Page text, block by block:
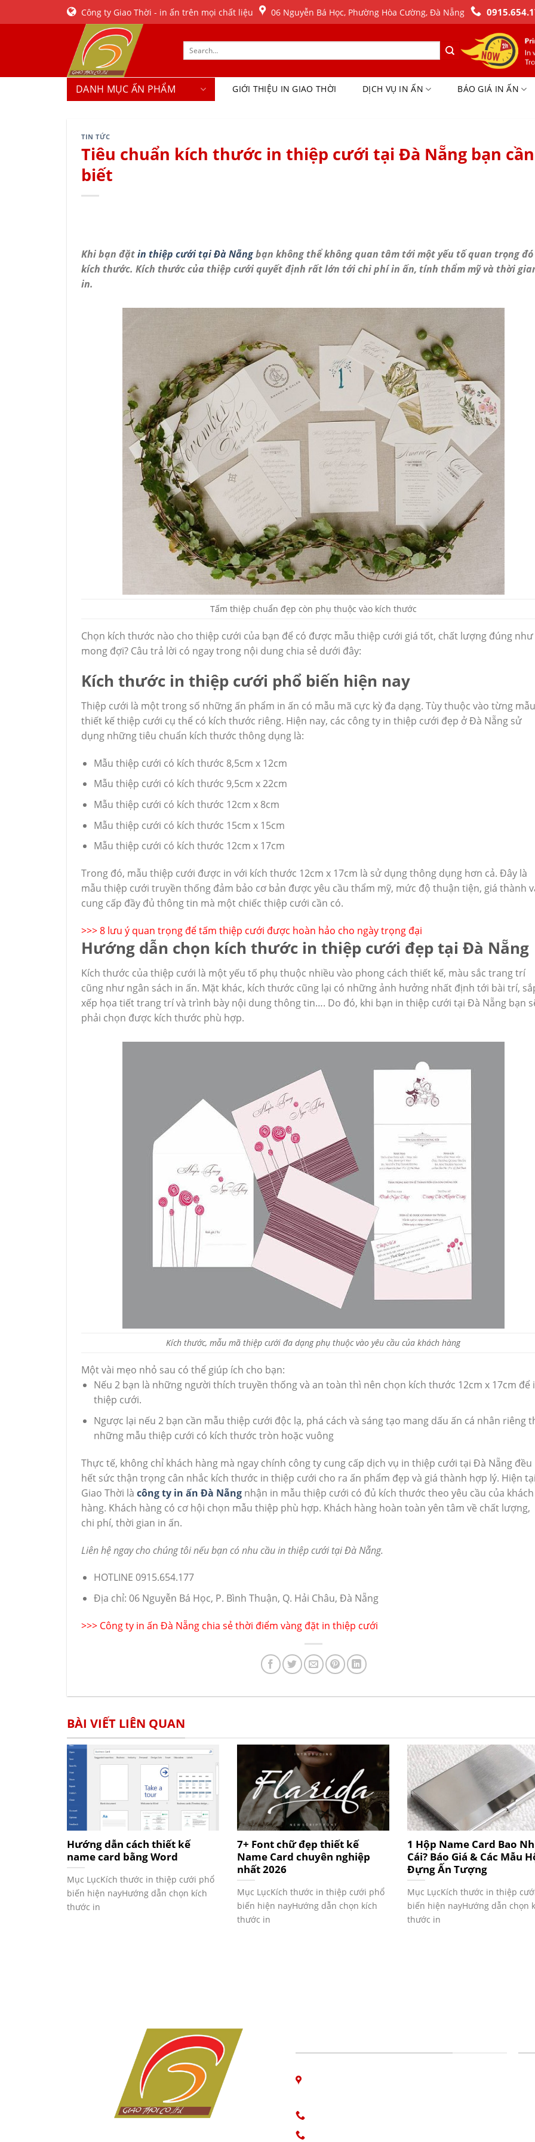
to
Công ty Giao Thời - in ấn trên mọi chất liệu 06 Nguyễn Bá Học, Phường Hòa Cường, Đà Nẵng
DANH MỤC ẤN PHẨM GIỚI THIỆU IN GIAO THỜI DỊCH VỤ IN ẤN BÁO GIÁ IN ẤN
TIN TỨC
Tiêu chuẩn kích thước in thiệp cưới tại Đà Nẵng bạn cần
biết
Khi bạn đặtin thiệp cưới tại Đà Nẵngbạn không thể không quan tâm tới một yếu tố quan trọng
kích thước. Kích thước của thiệp cưới quyết định rất lớn tới chi phí in ấn, tính thẩm mỹ và thời
in.
Tấm thiệp chuẩn đẹp còn phụ thuộc vào kích thước
Chọn kích thước nào cho thiệp cưới của bạn để có được mẫu thiệp cưới giá tốt, chất lượng đúng như
mong đợi? Câu trả lời có ngay trong nội dung chia sẻ dưới đây:
Kích thước in thiệp cưới phổ biến hiện nay
Thiệp cưới là một trong số những ấn phẩm in ấn có mẫu mã cực kỳ đa dạng. Tùy thuộc vào từng mẫu
thiết kế thiệp cưới cụ thể có kích thước riêng. Hiện nay, các công ty in thiệp cưới đẹp ở Đà Nẵng sử
dụng những tiêu chuẩn kích thước thông dụng là:
Mẫu thiệp cưới có kích thước 8,5cm x 12cm
Mẫu thiệp cưới có kích thước 9,5cm x 22cm
Mẫu thiệp cưới có kích thước 12cm x 8cm
Mẫu thiệp cưới có kích thước 15cm x 15cm
Mẫu thiệp cưới có kích thước 12cm x 17cm
Trong đó, mẫu thiệp cưới được in với kích thước 12cm x 17cm là sử dụng thông dụng hơn cả. Đây là
mẫu thiệp cưới truyền thống đảm bảo cơ bản được yêu cầu thẩm mỹ, mức độ thuận tiện, giá thành
cung cấp đầy đủ thông tin mà một chiếc thiệp cưới cần có.
>>>8 lưu ý quan trọng để tấm thiệp cưới được hoàn hảo cho ngày trọng đại
Hướng dẫn chọn kích thước in thiệp cưới đẹp tại Đà Nẵng
Kích thước của thiệp cưới là một yếu tố phụ thuộc nhiều vào phong cách thiết kế, màu sắc trang trí
cũng như ngân sách in ấn. Mặt khác, kích thước cũng lại có những ảnh hưởng nhất định tới bài trí,
xếp họa tiết trang trí và trình bày nội dung thông tin…. Do đó, khi bạn in thiệp cưới tại Đà Nẵng bạn
phải chọn được kích thước phù hợp.
Kích thước, mẫu mã thiệp cưới đa dạng phụ thuộc vào yêu cầu của khách hàng
Một vài mẹo nhỏ sau có thể giúp ích cho bạn:
Nếu 2 bạn là những người thích truyền thống và an toàn thì nên chọn kích thước 12cm x 17cm để
thiệp cưới.
Ngược lại nếu 2 bạn cần mẫu thiệp cưới độc lạ, phá cách và sáng tạo mang dấu ấn cá nhân riêng
những mẫu thiệp cưới có kích thước tròn hoặc vuông
Thực tế, không chỉ khách hàng mà ngay chính công ty cung cấp dịch vụ in thiệp cưới tại Đà Nẵng đều
hết sức thận trọng cân nhắc kích thước in thiệp cưới cho ra ấn phẩm đẹp và giá thành hợp lý. Hiện
Giao Thời là công ty in ấn Đà Nẵng nhận in mẫu thiệp cưới có đủ kích thước theo yêu cầu của khách
hàng. Khách hàng có cơ hội chọn mẫu thiệp phù hợp. Khách hàng hoàn toàn yên tâm về chất lượng,
chi phí, thời gian in ấn.
Liên hệ ngay cho chúng tôi nếu bạn có nhu cầu in thiệp cưới tại Đà Nẵng.
HOTLINE 0915.654.177
Địa chỉ: 06 Nguyễn Bá Học, P. Bình Thuận, Q. Hải Châu, Đà Nẵng
>>> Công ty in ấn Đà Nẵng chia sẻ thời điểm vàng đặt in thiệp cưới
BÀI VIẾT LIÊN QUAN
Hướng dẫn cách thiết kế
name card bằng Word
Mục LụcKích thước in thiệp cưới phổ
biến hiện nayHướng dẫn chọn kích
thước in
7+ Font chữ đẹp thiết kế
Name Card chuyên nghiệp
nhất 2026
Mục LụcKích thước in thiệp cưới phổ
biến hiện nayHướng dẫn chọn kích
thước in
1 Hộp Name Card Bao
Cái? Báo Giá & Các Mẫu
Đựng Ấn Tượng
Mục LụcKích thước in thiệp
biến hiện nayHướng dẫn chọn
thước in